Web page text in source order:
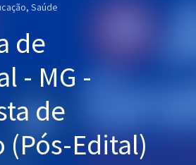
Saúde
de
- MG -
de
(Pós-Edital)